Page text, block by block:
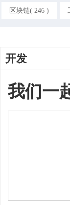
区块链( 246 )
开发
我们一